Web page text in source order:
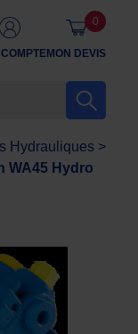
MON DEVIS
0
Hydrauliques >
WA45 Hydro